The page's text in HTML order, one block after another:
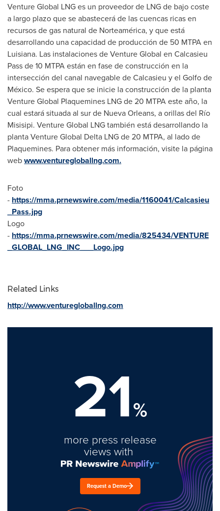
Venture Global LNG es un proveedor de LNG de bajo coste
a largo plazo que se abastecerá de las cuencas ricas en
recursos de gas natural de Norteamérica, y que está
desarrollando una capacidad de producción de 50 MTPA en
Luisiana. Las instalaciones de Venture Global en Calcasieu
Pass de 10 MTPA están en fase de construcción en la
intersección del canal navegable deCalcasieu y el Golfo de
México. Se espera que se inicie la construcción de la planta
Venture Global Plaquemines LNG de 20 MTPA este año, la
cual estará situada al sur de Nueva Orleans, a orillas del Río
Misisipi. Venture Global LNG también está desarrollando la
planta Venture Global Delta LNG de 20 MTPA, al lado de
Plaquemines. Para obtener más información, visite la página
webwww.venturegloballng.com.
Foto
- https://mma.prnewswire.com/media/1160041/Calcasieu
_Pass.jpg
Logo
- https://mma.prnewswire.com/media/825434/VENTURE
_GLOBAL_LNG_INC___Logo.jpg
Related Links
http://www.venturegloballng.com
21%
more press release
views with
Request a Demo